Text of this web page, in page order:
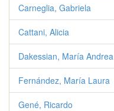
Carneglia, Gabriela
Cattani, Alicia
Dakessian, María Andrea
Fernández, María Laura
Gené, Ricardo